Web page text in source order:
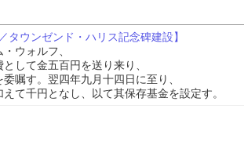
タウンゼンド・ハリス記念碑建設】
ウォルフ、
して金五百円を送り来り、
嘱す。翌四年九月十四日に至り、
て千円となし、以て其保存基金を設定す。